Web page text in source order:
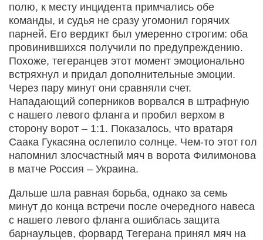
полю, к месту инцидента примчались обе
команды, и судья не сразу угомонил горячих
парней. Его вердикт был умеренно строгим: оба
провинившихся получили по предупреждению.
Похоже, тегеранцев этот момент эмоционально
встряхнул и придал дополнительные эмоции.
Через пару минут они сравняли счет.
Нападающий соперников ворвался в штрафную
с нашего левого фланга и пробил верхом в
сторону ворот – 1:1. Показалось, что вратаря
Саака Гукасяна ослепило солнце. Чем-то этот гол
напомнил злосчастный мяч в ворота Филимонова
в матче Россия – Украина.
Дальше шла равная борьба, однако за семь
минут до конца встречи после очередного навеса
с нашего левого фланга ошиблась защита
барнаульцев, форвард Тегерана принял мяч на